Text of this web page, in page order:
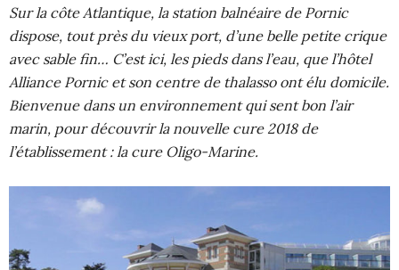
Sur la côte Atlantique, la station balnéaire de Pornic
dispose, tout près du vieux port, d’une belle petite crique
avec sable fin… C’est ici, les pieds dans l’eau, que l’hôtel
Alliance Pornic et son centre de thalasso ont élu domicile.
Bienvenue dans un environnement qui sent bon l’air
marin, pour découvrir la nouvelle cure 2018 de
l’établissement : la cure Oligo-Marine.